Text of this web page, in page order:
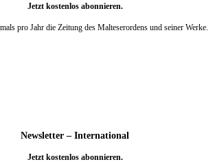
Jetzt kostenlos abonnieren.
pro Jahr die Zeitung des Malteserordens und seiner Werke.
Newsletter – International
Jetzt kostenlos abonnieren.